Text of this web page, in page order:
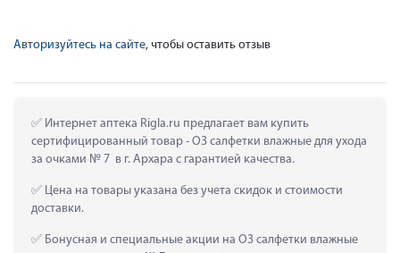
Авторизуйтесь на сайте, чтобы оставить отзыв
Интернет аптека Rigla.ru предлагает вам купить
сертифицированный товар - О3 салфетки влажные для ухода
за очками № 7  в г. Архара с гарантией качества.
Цена на товары указана без учета скидок и стоимости
доставки.
Бонусная и специальные акции на О3 салфетки влажные